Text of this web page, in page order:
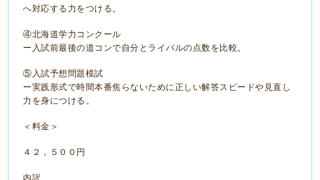
へ対応する力をつける。
④北海道学力コンクール
ー入試前最後の道コンで自分とライバルの点数を比較。
⑤入試予想問題模試
ー実践形式で時間本番焦らないために正しい解答スピードや見直し
力を身につける。
＜料金＞
４２，５００円
内訳